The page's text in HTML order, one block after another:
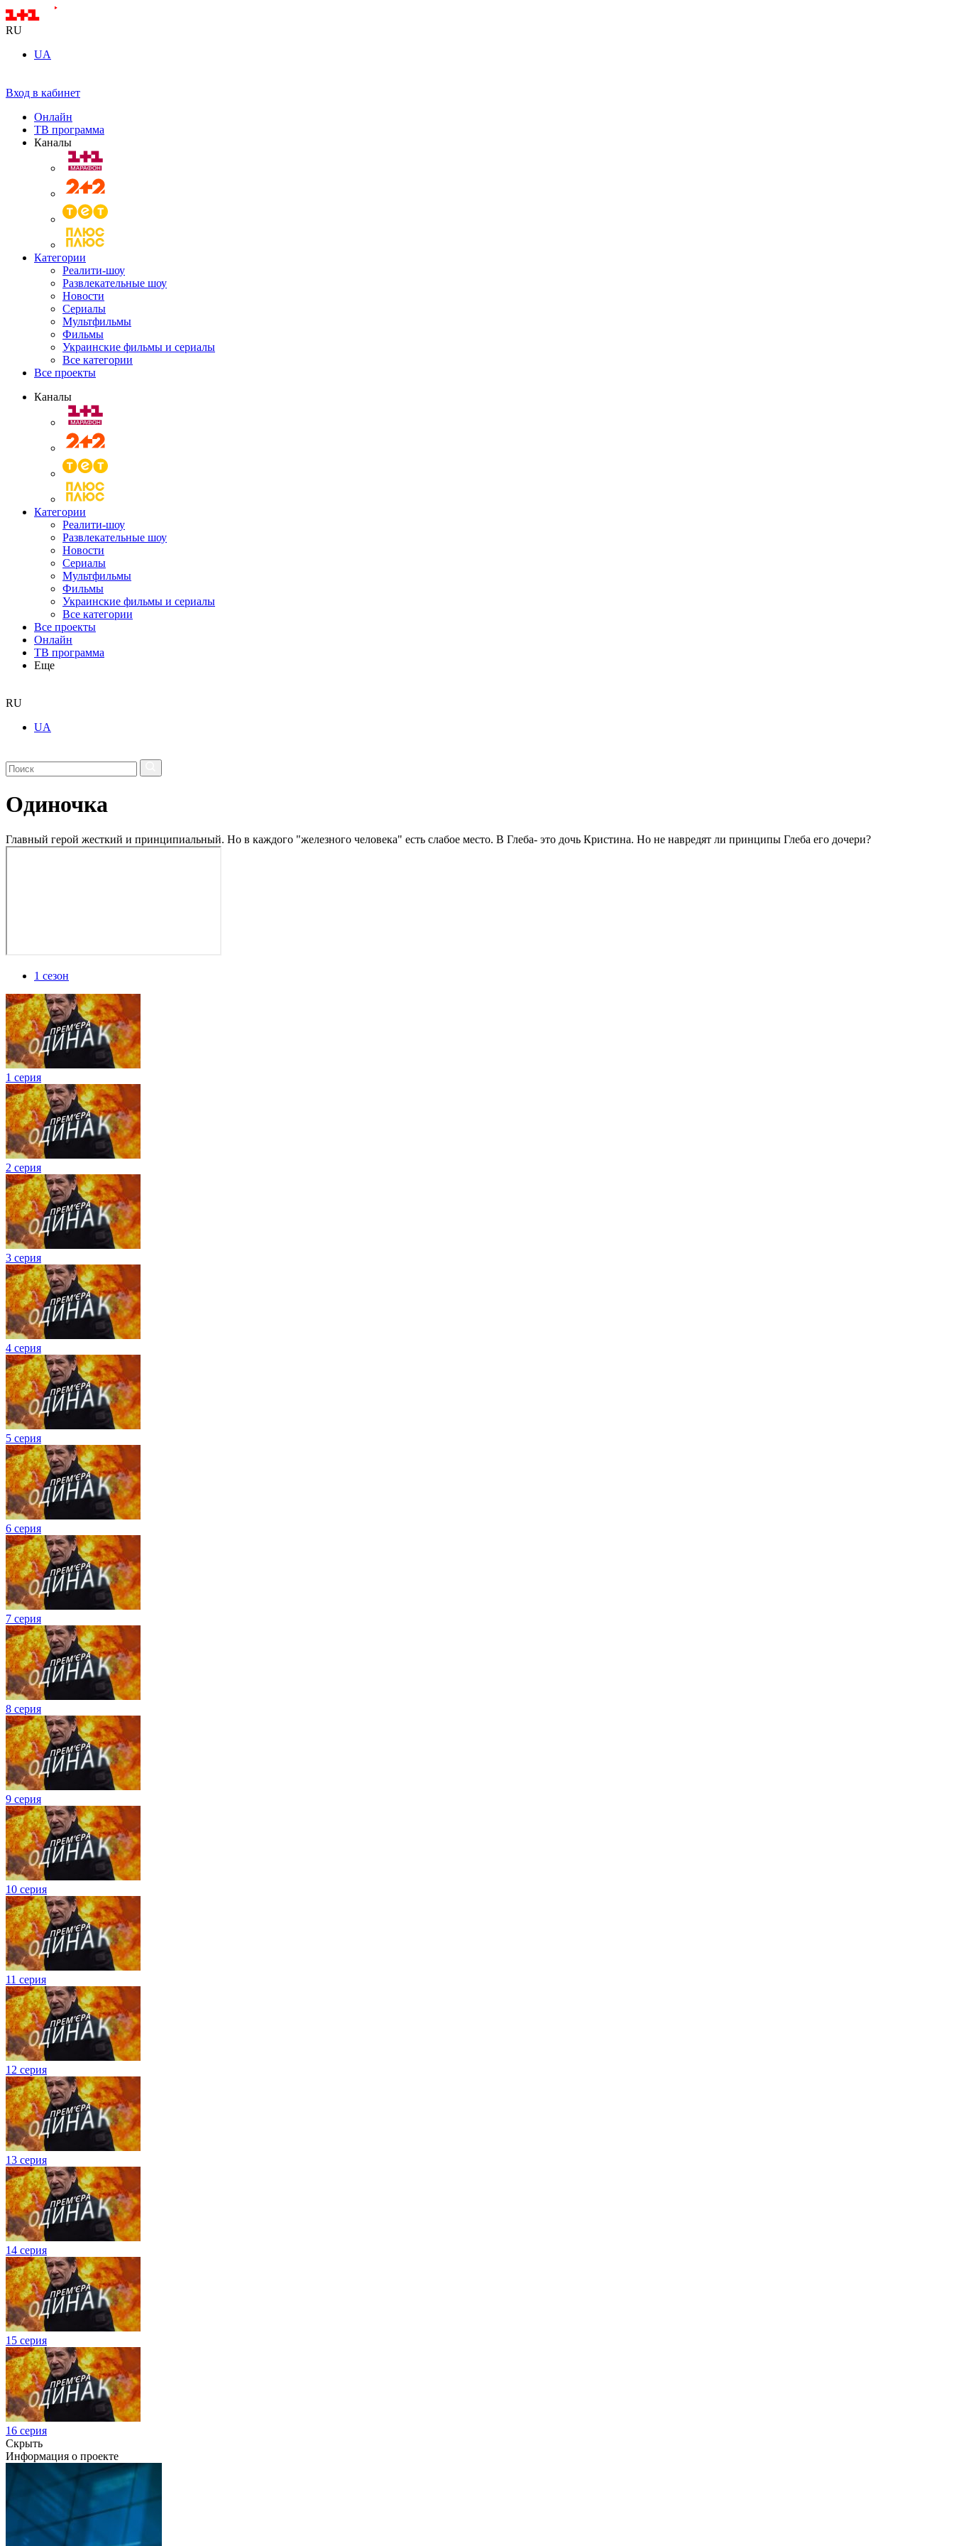
RU
UA
Вход в кабинет
Онлайн
ТВ программа
Каналы
Категории
Реалити-шоу
Развлекательные шоу
Новости
Сериалы
Мультфильмы
Фильмы
Украинские фильмы и сериалы
Все категории
Все проекты
Каналы
Категории
Реалити-шоу
Развлекательные шоу
Новости
Сериалы
Мультфильмы
Фильмы
Украинские фильмы и сериалы
Все категории
Все проекты
Онлайн
ТВ программа
Еще
RU
UA
Одиночка
Главный герой жесткий и принципиальный. Но в каждого "железного человека" есть слабое место. В Глеба- это дочь Кристина. Но не навредят ли принципы Глеба его дочери?
1 сезон
1 серия
2 серия
3 серия
4 серия
5 серия
6 серия
7 серия
8 серия
9 серия
10 серия
11 серия
12 серия
13 серия
14 серия
15 серия
16 серия
Скрыть
Информация о проекте